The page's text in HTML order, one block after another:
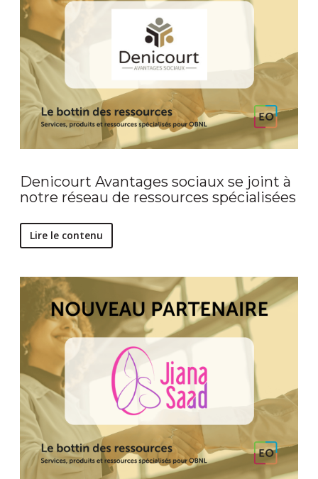
Denicourt Avantages sociaux se joint à
notre réseau de ressources spécialisées
Lire le contenu